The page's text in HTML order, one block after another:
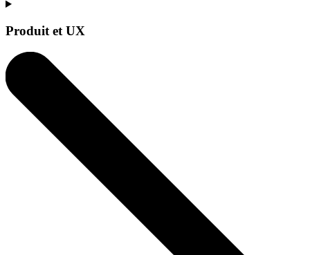
Produit et UX